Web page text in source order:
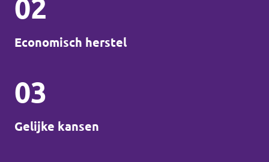
02
Economisch herstel
03
Gelijke kansen